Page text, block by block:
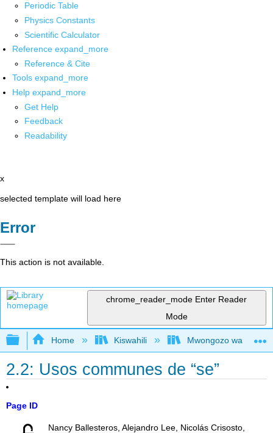
Periodic Table
Physics Constants
Scientific Calculator
Reference expand_more
Reference & Cite
Tools expand_more
Help expand_more
Get Help
Feedback
Readability
x
selected template will load here
Error
This action is not available.
chrome_reader_mode Enter Reader
Mode
Expand/collapse global hierarchy
Home Kiswahili Mwongozo wa
2.2: Usos communes de “se”
Page ID
Nancy Ballesteros, Alejandro Lee, Nicolás Crisosto,